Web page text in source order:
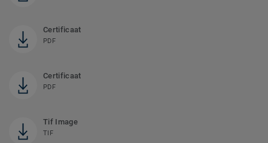
Certificaat
PDF
Certificaat
PDF
Tif Image
TIF